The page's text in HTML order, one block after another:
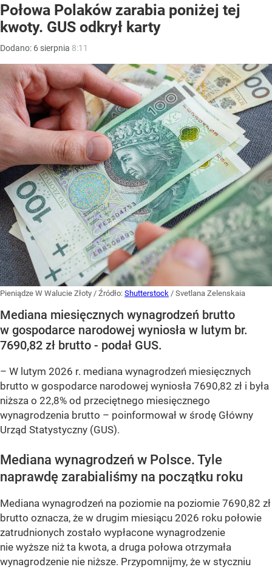
Połowa Polaków zarabia poniżej tej
kwoty. GUS odkrył karty
Dodano: 6 sierpnia 8:11
Pieniądze W Walucie Złoty / Źródło: Shutterstock / Svetlana Zelenskaia
Mediana miesięcznych wynagrodzeń brutto
w gospodarce narodowej wyniosła w lutym br.
7690,82 zł brutto - podał GUS.
– W lutym 2026 r. mediana wynagrodzeń miesięcznych
brutto w gospodarce narodowej wyniosła 7690,82 zł i była
niższa o 22,8% od przeciętnego miesięcznego
wynagrodzenia brutto – poinformował w środę Główny
Urząd Statystyczny (GUS).
Mediana wynagrodzeń w Polsce. Tyle
naprawdę zarabialiśmy na początku roku
Mediana wynagrodzeń na poziomie na poziomie 7690,82 zł
brutto oznacza, że w drugim miesiącu 2026 roku połowie
zatrudnionych zostało wypłacone wynagrodzenie
nie wyższe niż ta kwota, a druga połowa otrzymała
wynagrodzenie nie niższe. Przypomnijmy, że w styczniu